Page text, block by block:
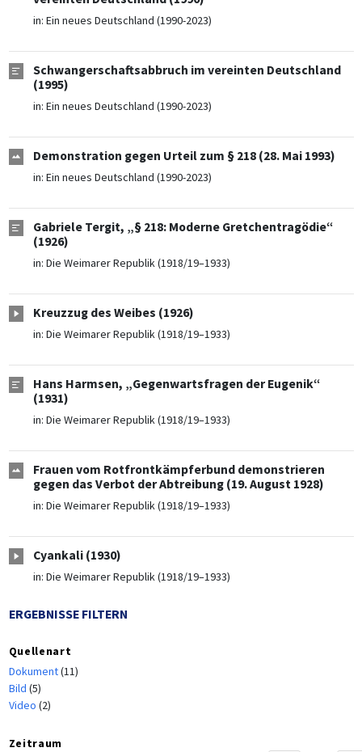
in: Ein neues Deutschland (1990-2023)
Schwangerschaftsabbruch im vereinten Deutschland
(1995)
in: Ein neues Deutschland (1990-2023)
Demonstration gegen Urteil zum § 218 (28. Mai 1993)
in: Ein neues Deutschland (1990-2023)
Gabriele Tergit, „§ 218: Moderne Gretchentragödie“
(1926)
in: Die Weimarer Republik (1918/19–1933)
Kreuzzug des Weibes (1926)
in: Die Weimarer Republik (1918/19–1933)
Hans Harmsen, „Gegenwartsfragen der Eugenik“
(1931)
in: Die Weimarer Republik (1918/19–1933)
Frauen vom Rotfrontkämpferbund demonstrieren
gegen das Verbot der Abtreibung (19. August 1928)
in: Die Weimarer Republik (1918/19–1933)
Cyankali (1930)
in: Die Weimarer Republik (1918/19–1933)
ERGEBNISSE FILTERN
Quellenart
Dokument(11)
Bild (5)
Video (2)
Zeitraum